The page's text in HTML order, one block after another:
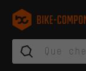
Aller à la navigation
Aller à la navigation
Aller au contenu
Aller aux marques
Aller au pied de page
bike-